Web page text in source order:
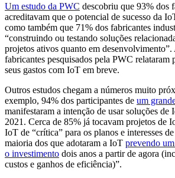
Um estudo da PWC descobriu que 93% dos
acreditavam que o potencial de sucesso da
como também que 71% dos fabricantes
“construindo ou testando soluções
projetos ativos quanto em
fabricantes pesquisados pela PWC relataram
seus gastos com IoT em breve.
Outros estudos chegam a números muito
exemplo, 94% dos participantes de um
manifestaram a intenção de usar soluções de
2021. Cerca de 85% já tocavam projetos de
IoT de “crítica” para os planos e interesses
maioria dos que adotaram a IoT prevendo
o investimento dois anos a partir de agora
custos e ganhos de eficiência)”.